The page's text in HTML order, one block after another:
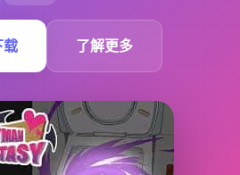
载 了解更多